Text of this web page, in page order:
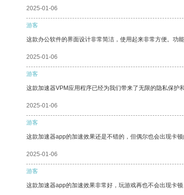
2025-01-06
游客
这款办公软件的界面设计非常简洁，使用起来非常方便。功
2025-01-06
游客
这款加速器VPM应用程序已经为我们带来了无限的隐私保护
2025-01-06
游客
这款加速器app的加速效果还是不错的，但偶尔也会出现卡顿
2025-01-06
游客
这款加速器app的加速效果非常好，玩游戏再也不会出现卡